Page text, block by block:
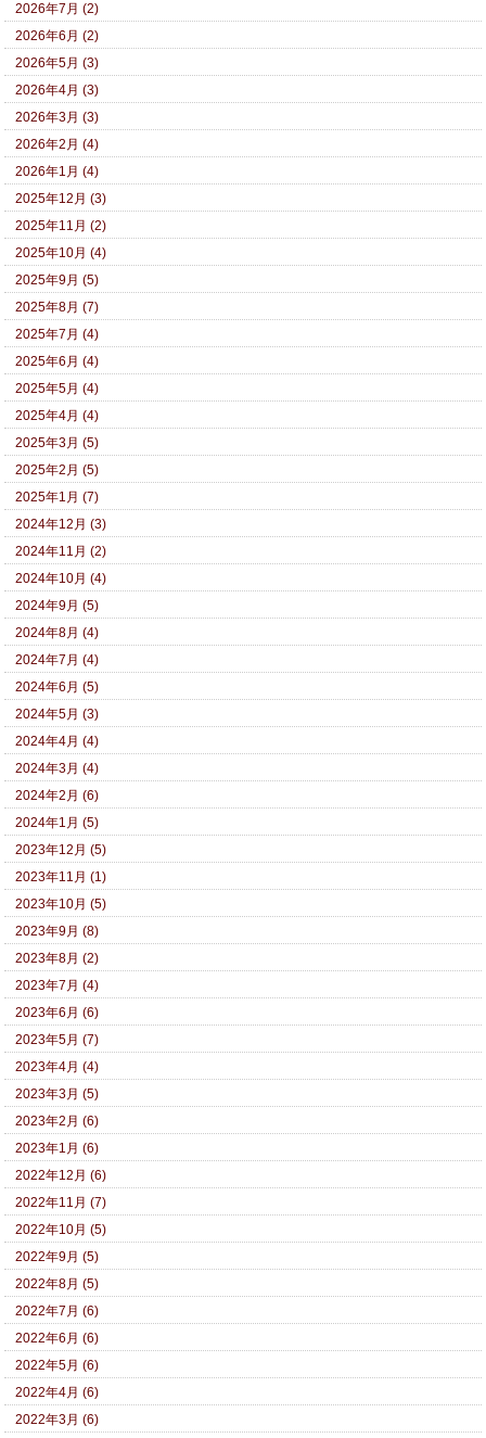
2026年7月 (2)
2026年6月 (2)
2026年5月 (3)
2026年4月 (3)
2026年3月 (3)
2026年2月 (4)
2026年1月 (4)
2025年12月 (3)
2025年11月 (2)
2025年10月 (4)
2025年9月 (5)
2025年8月 (7)
2025年7月 (4)
2025年6月 (4)
2025年5月 (4)
2025年4月 (4)
2025年3月 (5)
2025年2月 (5)
2025年1月 (7)
2024年12月 (3)
2024年11月 (2)
2024年10月 (4)
2024年9月 (5)
2024年8月 (4)
2024年7月 (4)
2024年6月 (5)
2024年5月 (3)
2024年4月 (4)
2024年3月 (4)
2024年2月 (6)
2024年1月 (5)
2023年12月 (5)
2023年11月 (1)
2023年10月 (5)
2023年9月 (8)
2023年8月 (2)
2023年7月 (4)
2023年6月 (6)
2023年5月 (7)
2023年4月 (4)
2023年3月 (5)
2023年2月 (6)
2023年1月 (6)
2022年12月 (6)
2022年11月 (7)
2022年10月 (5)
2022年9月 (5)
2022年8月 (5)
2022年7月 (6)
2022年6月 (6)
2022年5月 (6)
2022年4月 (6)
2022年3月 (6)